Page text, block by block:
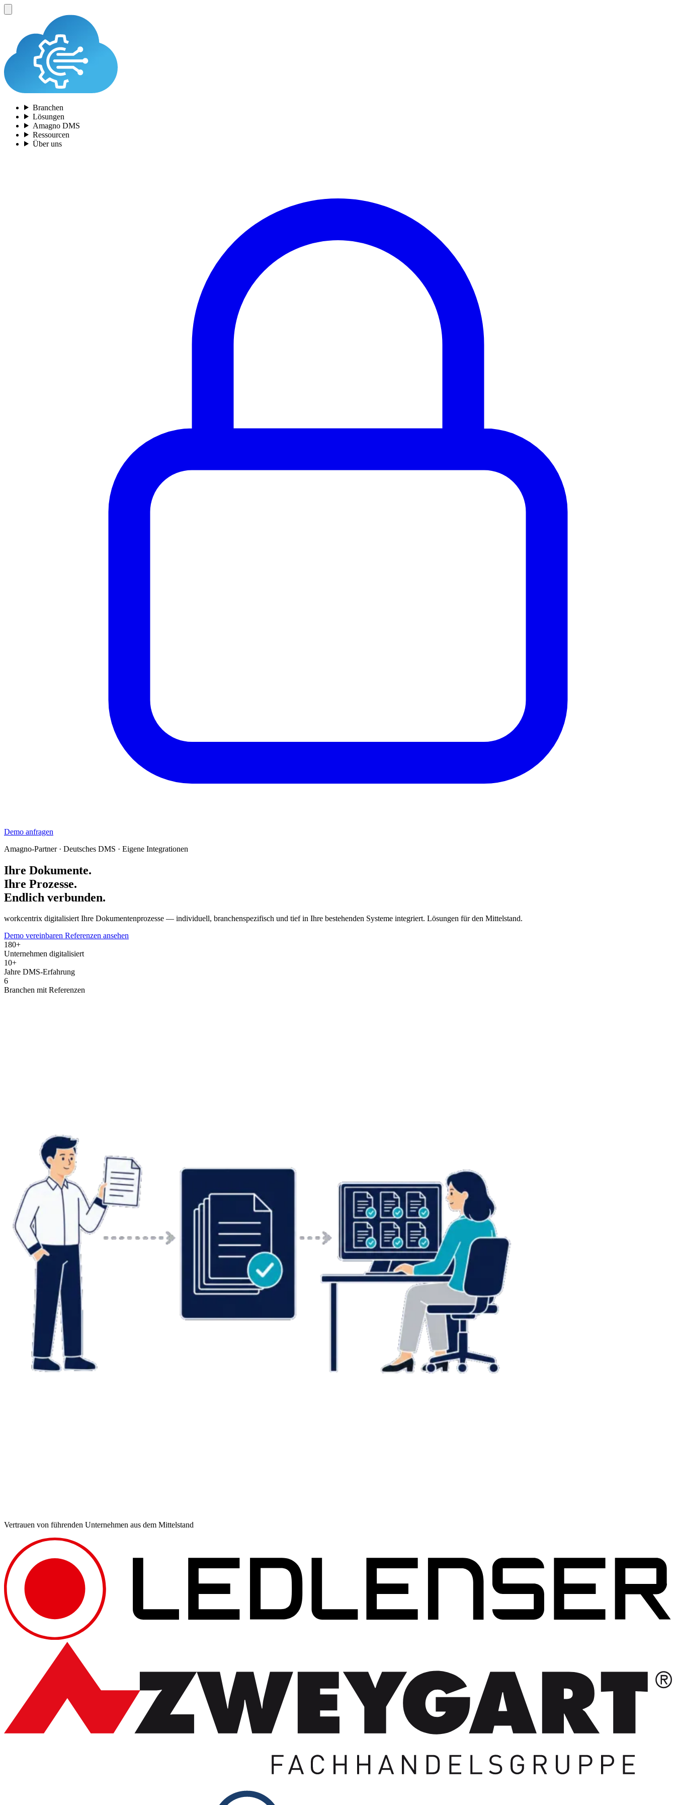
Branchen
Lösungen
Amagno DMS
Ressourcen
Über uns
Demo anfragen
Amagno-Partner · Deutsches DMS · Eigene Integrationen
Ihre Dokumente.
Ihre Prozesse.
Endlich verbunden.
workcentrix digitalisiert Ihre Dokumentenprozesse — individuell, branchenspezifisch und tief in Ihre bestehenden Systeme integriert. Lösungen für den Mittelstand.
Demo vereinbaren Referenzen ansehen
180+
Unternehmen digitalisiert
10+
Jahre DMS-Erfahrung
6
Branchen mit Referenzen
Vertrauen von führenden Unternehmen aus dem Mittelstand